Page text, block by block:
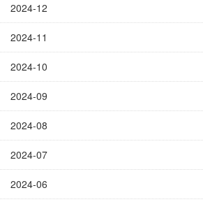
2024-12
2024-11
2024-10
2024-09
2024-08
2024-07
2024-06